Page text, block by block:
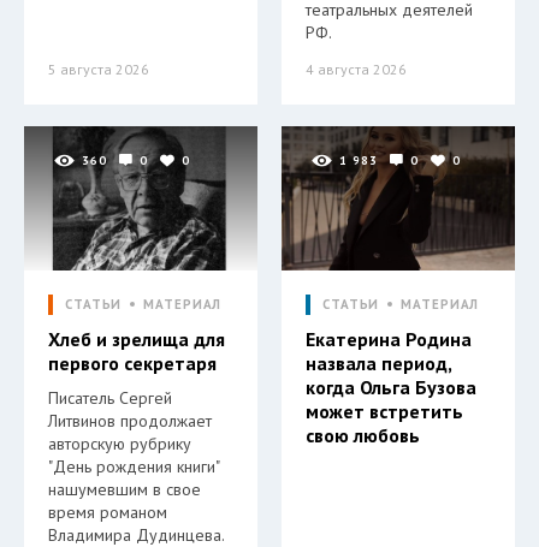
5 августа 2026
театральных деятелей
РФ.
4 августа 2026
360 0 0
СТАТЬИ МАТЕРИАЛ
Хлеб и зрелища для
первого секретаря
Писатель Сергей
Литвинов продолжает
авторскую рубрику
"День рождения книги"
нашумевшим в свое
время романом
Владимира Дудинцева.
1 983 0 0
СТАТЬИ МАТЕРИАЛ
Екатерина Родина
назвала период,
когда Ольга Бузова
может встретить
свою любовь